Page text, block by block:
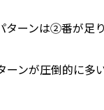
ーンは②番が足り
ンが圧倒的に多